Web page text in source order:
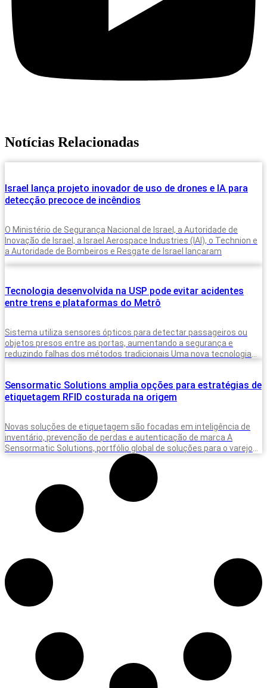
Notícias Relacionadas
Israel lança projeto inovador de uso de drones e IA para
detecção precoce de incêndios
O Ministério de Segurança Nacional de Israel, a Autoridade de
Inovação de Israel, a Israel Aerospace Industries (IAI), o Technion e
a Autoridade de Bombeiros e Resgate de Israel lançaram
Tecnologia desenvolvida na USP pode evitar acidentes
entre trens e plataformas do Metrô
Sistema utiliza sensores ópticos para detectar passageiros ou
objetos presos entre as portas, aumentando a segurança e
reduzindo falhas dos métodos tradicionais Uma nova tecnologia
Sensormatic Solutions amplia opções para estratégias de
etiquetagem RFID costurada na origem
Novas soluções de etiquetagem são focadas em inteligência de
inventário, prevenção de perdas e autenticação de marca A
Sensormatic Solutions, portfólio global de soluções para o varejo